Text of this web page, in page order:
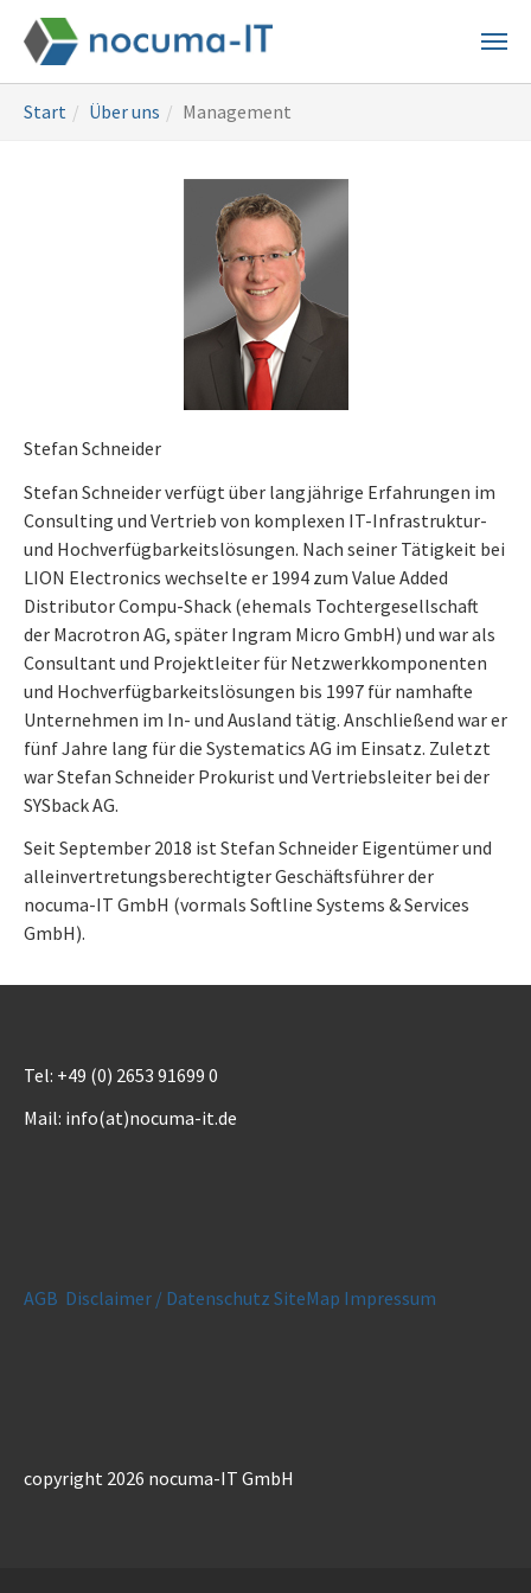
main
are
Start Über uns Management
Stefan Schneider
Stefan Schneider verfügt über langjährige Erfahrungen im
Consulting und Vertrieb von komplexen IT-Infrastruktur-
und Hochverfügbarkeitslösungen. Nach seiner Tätigkeit bei
LION Electronics wechselte er 1994 zum Value Added
Distributor Compu-Shack (ehemals Tochtergesellschaft
der Macrotron AG, später Ingram Micro GmbH) und war als
Consultant und Projektleiter für Netzwerkkomponenten
und Hochverfügbarkeitslösungen bis 1997 für namhafte
Unternehmen im In- und Ausland tätig. Anschließend war er
fünf Jahre lang für die Systematics AG im Einsatz. Zuletzt
war Stefan Schneider Prokurist und Vertriebsleiter bei der
SYSback AG.
Seit September 2018 ist Stefan Schneider Eigentümer und
alleinvertretungsberechtigter Geschäftsführer der
nocuma-IT GmbH (vormals Softline Systems & Services
GmbH).
Tel: +49 (0) 2653 91699 0
Mail: info(at)nocuma-it.de
AGB Disclaimer / Datenschutz SiteMap Impressum
copyright 2026 nocuma-IT GmbH